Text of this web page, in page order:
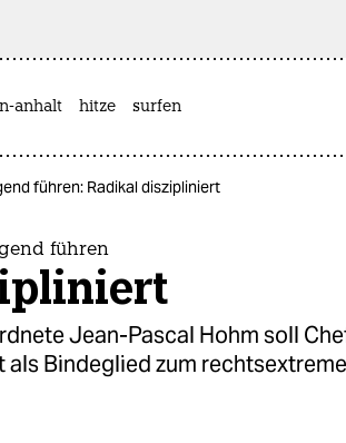
anhalt hitze surfen
führen: Radikal diszipliniert
führen
Jean-Pascal Hohm soll
Bindeglied zum